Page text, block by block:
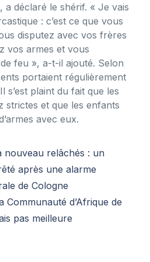
a déclaré le shérif. « Je vais
: c’est ce que vous
disputez avec vos frères
vos armes et vous
feu », a-t-il ajouté. Selon
portaient régulièrement
s’est plaint du fait que les
strictes et que les enfants
avec eux.
nouveau relâchés : un
après une alarme
de Cologne
Communauté d’Afrique de
pas meilleure